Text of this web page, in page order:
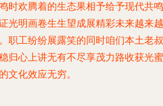
时欢腾着的生态果相予给予现代共鸣
光明画卷生生望成展精彩未来越来越
职工纷纷展露笑的同时咱们本土老叔
归心上讲无有不尽享茂力路收获光蜜
文化效应无穷。